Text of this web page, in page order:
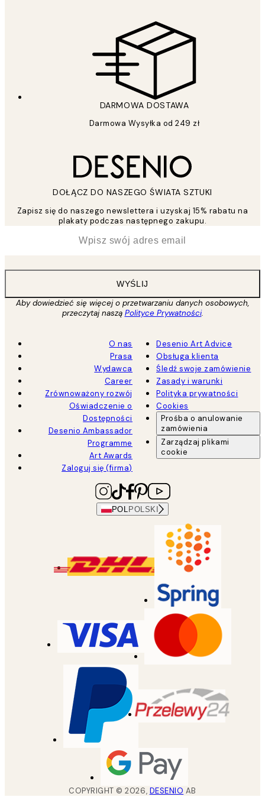
DARMOWA DOSTAWA
Darmowa Wysyłka od 249 zł
DOŁĄCZ DO NASZEGO ŚWIATA SZTUKI
Zapisz się do naszego newslettera i uzyskaj 15% rabatu na
plakaty podczas następnego zakupu.
WYŚLIJ
Aby dowiedzieć się więcej o przetwarzaniu danych osobowych,
przeczytaj naszą Polityce Prywatności.
O nas
Prasa
Wydawca
Career
Zrównoważony rozwój
Oświadczenie o
Dostępności
Desenio Ambassador
Programme
Art Awards
Zaloguj się (firma)
Desenio Art Advice
Obsługa klienta
Śledź swoje zamówienie
Zasady i warunki
Polityka prywatności
Cookies
Prośba o anulowanie
zamówienia
Zarządzaj plikami
cookie
POL POLSKI
COPYRIGHT ©2026, DESENIO AB